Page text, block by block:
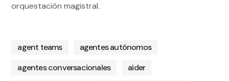
orquestación magistral.
agent teams
agentes autónomos
agentes conversacionales
aider